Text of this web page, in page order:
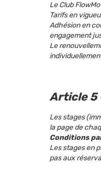
Le Club
Tarifs en
Adhésion en
engagement
Le
Article 5
Les stages
la page de
Conditions
Les stages en
pas aux